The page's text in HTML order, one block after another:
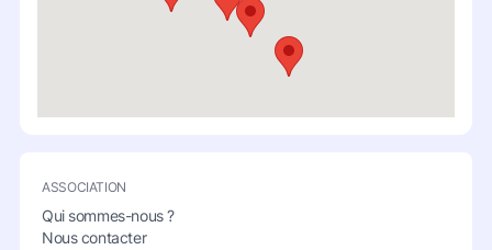
ASSOCIATION
Qui sommes-nous ?
Nous contacter